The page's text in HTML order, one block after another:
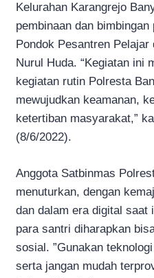
Kelurahan Karangrejo
pembinaan dan
Pondok Pesantren
Nurul Huda. “Kegiatan ini
kegiatan rutin Polresta
mewujudkan keamanan,
ketertiban masyarakat,”
(8/6/2022).
Anggota Satbinmas
menuturkan, dengan
dan dalam era digital
para santri diharapkan
sosial. ”Gunakan
serta jangan mudah